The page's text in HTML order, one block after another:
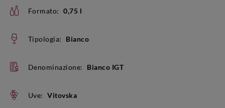
Formato: 0,75 l
Tipologia: Bianco
Denominazione: Bianco IGT
Uve: Vitovska